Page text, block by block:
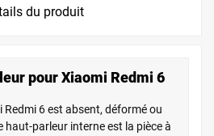
du produit
pour Xiaomi Redmi 6
Redmi 6 est absent, déformé ou
haut-parleur interne est la pièce à